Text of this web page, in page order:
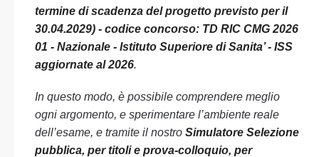
termine di scadenza del progetto previsto per il
30.04.2029) - codice concorso: TD RIC CMG 2026
01 - Nazionale - Istituto Superiore di Sanita’ - ISS
aggiornate al 2026.
In questo modo, è possibile comprendere meglio
ogni argomento, e sperimentare l’ambiente reale
dell’esame, e tramite il nostro Simulatore Selezione
pubblica, per titoli e prova-colloquio, per